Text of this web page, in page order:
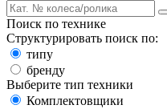
Поиск по технике
Структурировать поиск по:
типу
бренду
Выберите тип техники
Комплектовщики